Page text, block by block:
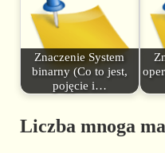
Znaczenie System
binarny (Co to jest,
pojęcie i…
Liczba mnoga